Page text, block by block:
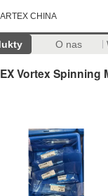
CHINA
O nas
EX Vortex